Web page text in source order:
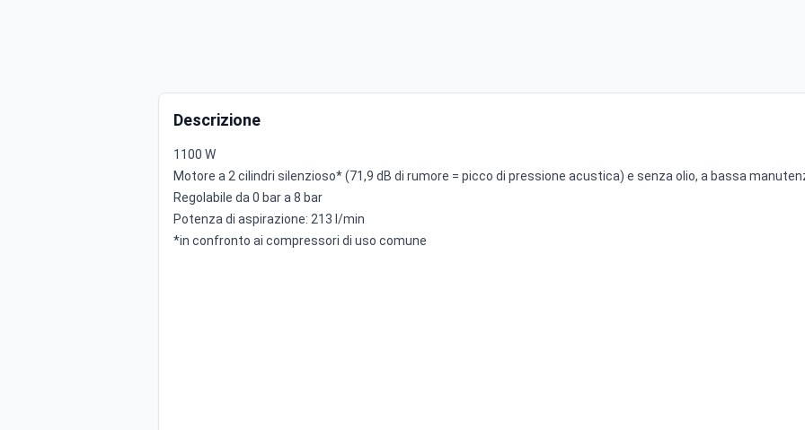
Descrizione
1100 W
Motore a 2 cilindri silenzioso* (71,9 dB di rumore = picco di pressione acustica) e senza olio, a bassa
Regolabile da 0 bar a 8 bar
Potenza di aspirazione: 213 l/min
*in confronto ai compressori di uso comune